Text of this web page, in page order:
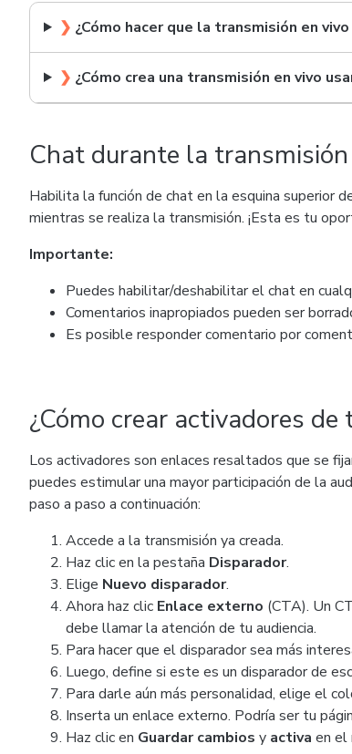
❯ ¿Cómo hacer que la transmisión en
❯ ¿Cómo crea una transmisión en vivo
Chat durante la transmisión
Habilita la función de chat en la esquina superior
mientras se realiza la transmisión. ¡Esta es tu
Importante:
Puedes habilitar/deshabilitar el chat en
Comentarios inapropiados pueden ser
Es posible responder comentario por
¿Cómo crear activadores
Los activadores son enlaces resaltados que se
puedes estimular una mayor participación de la
paso a paso a continuación:
Accede a la transmisión ya creada.
Haz clic en la pestaña Disparador.
Elige Nuevo disparador.
Ahora haz clic Enlace externo (CTA). Un
debe llamar la atención de tu audiencia.
Para hacer que el disparador sea más
Luego, define si este es un disparador de
Para darle aún más personalidad, elige el
Inserta un enlace externo. Podría ser tu
Haz clic en Guardar cambios y activa en el